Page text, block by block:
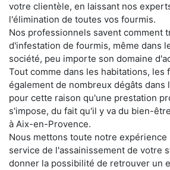
votre clientèle, en laissant nos
l'élimination de toutes vos fourmis.
Nos professionnels savent comment
d'infestation de fourmis, même dans
société, peu importe son domaine
Tout comme dans les habitations, les
également de nombreux dégâts
pour cette raison qu'une prestation
s'impose, du fait qu'il y va du bien-
à Aix-en-Provence.
Nous mettons toute notre
service de l'assainissement de votre
donner la possibilité de retrouver un